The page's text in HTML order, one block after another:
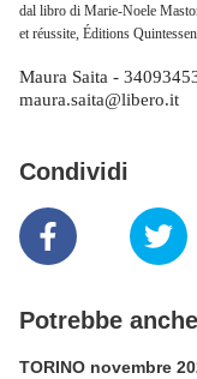
dal libro di Marie-Noele
et réussite, Éditions
Maura Saita -
maura.saita@libero.it
Condividi
Potrebbe
TORINO novembre